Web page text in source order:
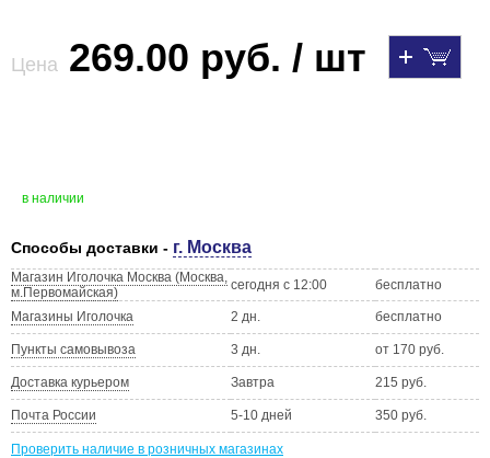
Цена 269.00 руб. / шт
в наличии
Способы доставки - г. Москва
Магазин Иголочка Москва (Москва,
м.Первомайская)
сегодня с 12:00 бесплатно
Магазины Иголочка 2 дн. бесплатно
Пункты самовывоза 3 дн. от 170 руб.
Доставка курьером Завтра 215 руб.
Почта России 5-10 дней 350 руб.
Проверить наличие в розничных магазинах